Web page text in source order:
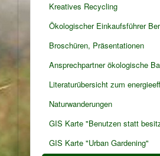
Kreatives Recycling
Ökologischer Einkaufsführer
Broschüren, Präsentationen
Ansprechpartner ökologische
Literaturübersicht zum
Naturwanderungen
GIS Karte "Benutzen statt
GIS Karte "Urban Gardening"